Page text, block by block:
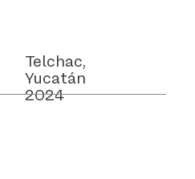
Telchac,
Yucatán
2024